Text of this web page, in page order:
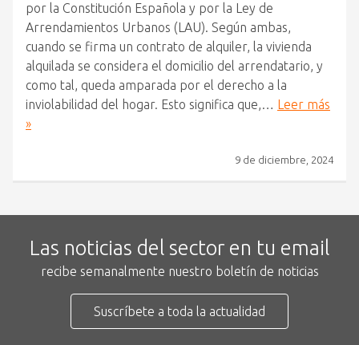
por la Constitución Española y por la Ley de
Arrendamientos Urbanos (LAU). Según ambas,
cuando se firma un contrato de alquiler, la vivienda
alquilada se considera el domicilio del arrendatario, y
como tal, queda amparada por el derecho a la
inviolabilidad del hogar. Esto significa que,… Leer más
»
9 de diciembre, 2024
Las noticias del sector en tu email
recibe semanalmente nuestro boletín de noticias
Suscríbete a toda la actualidad